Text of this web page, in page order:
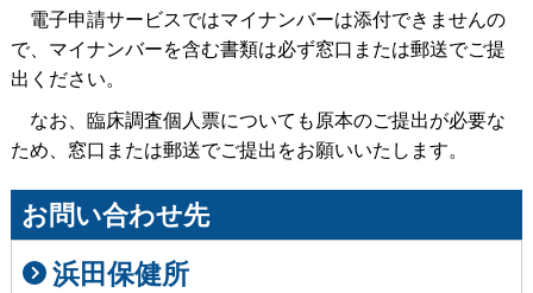
電子申請サービスではマイナンバーは添付できませんの
で、マイナンバーを含む書類は必ず窓口または郵送でご提
出ください。
なお、臨床調査個人票についても原本のご提出が必要な
ため、窓口または郵送でご提出をお願いいたします。
お問い合わせ先
浜田保健所